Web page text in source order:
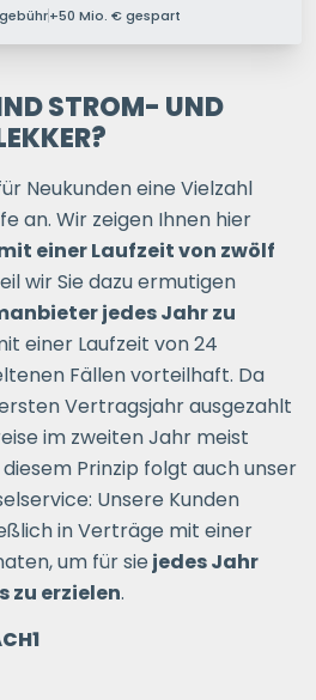
BERECHNEN
registrieren
+50 Mio. € gespart
STROM- UND
Neukunden eine Vielzahl
an. Wir zeigen Ihnen hier
einer Laufzeit von zwölf
wir Sie dazu ermutigen
jedes Jahr zu
einer Laufzeit von 24
Fällen vorteilhaft. Da
Vertragsjahr ausgezahlt
im zweiten Jahr meist
Prinzip folgt auch unser
Unsere Kunden
in Verträge mit einer
um für sie jedes Jahr
zu erzielen.